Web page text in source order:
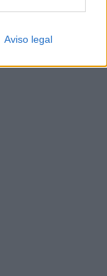
Aviso legal